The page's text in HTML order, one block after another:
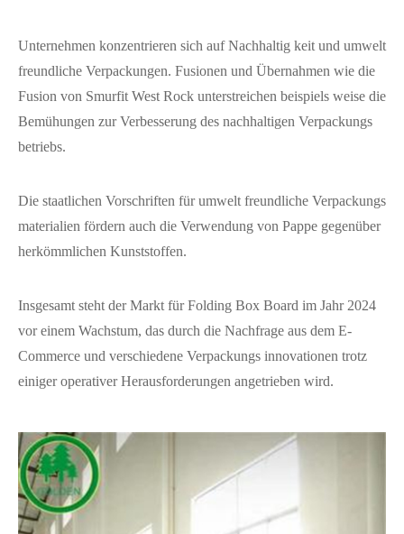
Unternehmen konzentrieren sich auf Nachhaltig keit und umwelt
freundliche Verpackungen. Fusionen und Übernahmen wie die
Fusion von Smurfit West Rock unterstreichen beispiels weise die
Bemühungen zur Verbesserung des nachhaltigen Verpackungs
betriebs.
Die staatlichen Vorschriften für umwelt freundliche Verpackungs
materialien fördern auch die Verwendung von Pappe gegenüber
herkömmlichen Kunststoffen.
Insgesamt steht der Markt für Folding Box Board im Jahr 2024
vor einem Wachstum, das durch die Nachfrage aus dem E-
Commerce und verschiedene Verpackungs innovationen trotz
einiger operativer Herausforderungen angetrieben wird.